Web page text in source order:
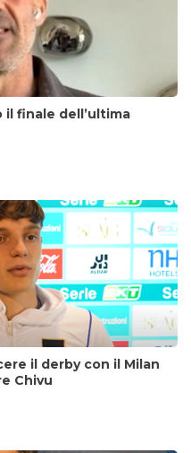
il finale dell’ultima
il derby con il Milan
Chivu